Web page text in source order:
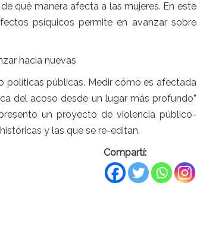
qué manera afecta a las mujeres. En este
psíquicos permite en avanzar sobre
hacia nuevas
políticas públicas. Medir cómo es afectada
del acoso desde un lugar más profundo”
un proyecto de violencia público-
y las que se re-editan.
Compartí: